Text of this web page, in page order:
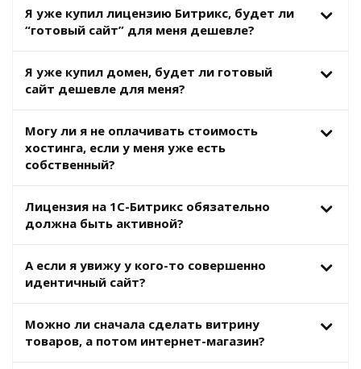
Я уже купил лицензию Битрикс, будет ли
“готовый сайт” для меня дешевле?
Я уже купил домен, будет ли готовый
сайт дешевле для меня?
Могу ли я не оплачивать стоимость
хостинга, если у меня уже есть
собственный?
Лицензия на 1С-Битрикс обязательно
должна быть активной?
А если я увижу у кого-то совершенно
идентичный сайт?
Можно ли сначала сделать витрину
товаров, а потом интернет-магазин?